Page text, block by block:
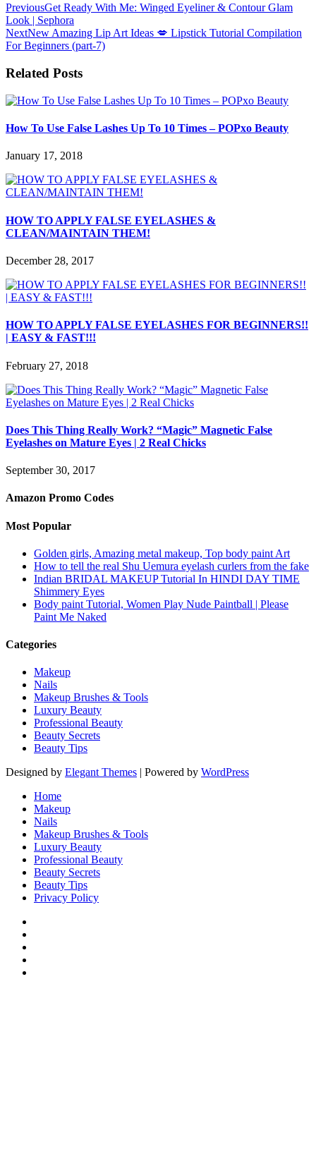
PreviousGet Ready With Me: Winged Eyeliner & Contour Glam
Look | Sephora
NextNew Amazing Lip Art Ideas 💋 Lipstick Tutorial Compilation
For Beginners (part-7)
Related Posts
How To Use False Lashes Up To 10 Times – POPxo Beauty
January 17, 2018
HOW TO APPLY FALSE EYELASHES &
CLEAN/MAINTAIN THEM!
December 28, 2017
HOW TO APPLY FALSE EYELASHES FOR BEGINNERS!!
| EASY & FAST!!!
February 27, 2018
Does This Thing Really Work? “Magic” Magnetic False
Eyelashes on Mature Eyes | 2 Real Chicks
September 30, 2017
Amazon Promo Codes
Most Popular
Golden girls, Amazing metal makeup, Top body paint Art
How to tell the real Shu Uemura eyelash curlers from the fake
Indian BRIDAL MAKEUP Tutorial In HINDI DAY TIME
Shimmery Eyes
Body paint Tutorial, Women Play Nude Paintball | Please
Paint Me Naked
Categories
Makeup
Nails
Makeup Brushes & Tools
Luxury Beauty
Professional Beauty
Beauty Secrets
Beauty Tips
Designed by Elegant Themes | Powered by WordPress
Home
Makeup
Nails
Makeup Brushes & Tools
Luxury Beauty
Professional Beauty
Beauty Secrets
Beauty Tips
Privacy Policy